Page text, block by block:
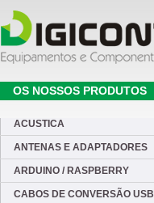
OS NOSSOS PRODUTOS
ACUSTICA
ANTENAS E ADAPTADORES
ARDUINO / RASPBERRY
CABOS DE CONVERSÃO USB